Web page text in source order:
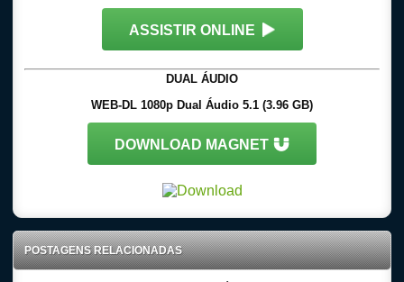
ASSISTIR ONLINE
DUAL ÁUDIO
WEB-DL 1080p Dual Áudio 5.1 (3.96 GB)
DOWNLOAD MAGNET
POSTAGENS RELACIONADAS